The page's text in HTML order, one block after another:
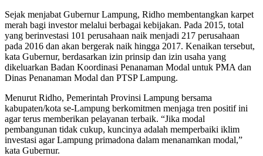
Sejak menjabat Gubernur Lampung, Ridho membentangkan karpet
merah bagi investor melalui berbagai kebijakan. Pada 2015, total
yang berinvestasi 101 perusahaan naik menjadi 217 perusahaan
pada 2016 dan akan bergerak naik hingga 2017. Kenaikan tersebut,
kata Gubernur, berdasarkan izin prinsip dan izin usaha yang
dikeluarkan Badan Koordinasi Penanaman Modal untuk PMA dan
Dinas Penanaman Modal dan PTSP Lampung.
Menurut Ridho, Pemerintah Provinsi Lampung bersama
kabupaten/kota se-Lampung berkomitmen menjaga tren positif ini
agar terus memberikan pelayanan terbaik. “Jika modal
pembangunan tidak cukup, kuncinya adalah memperbaiki iklim
investasi agar Lampung primadona dalam menanamkan modal,”
kata Gubernur.